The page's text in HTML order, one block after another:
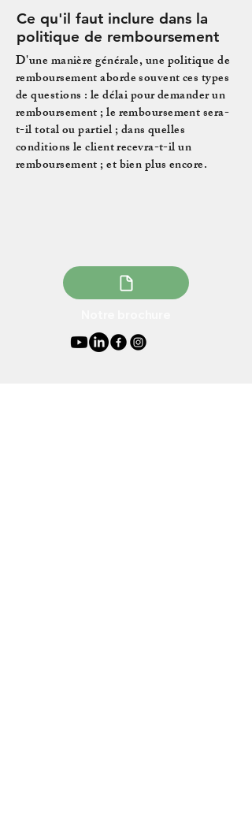
Ce qu'il faut inclure dans la
politique de remboursement
D'une manière générale, une politique de
remboursement aborde souvent ces types
de questions : le délai pour demander un
remboursement ; le remboursement sera-
t-il total ou partiel ; dans quelles
conditions le client recevra-t-il un
remboursement ; et bien plus encore.